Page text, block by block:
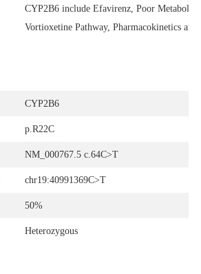
CYP2B6 include Efavirenz, Poor
Vortioxetine Pathway, Pharmacokinetics
CYP2B6
p.R22C
NM_000767.5 c.64C>T
chr19:40991369C>T
50%
Heterozygous